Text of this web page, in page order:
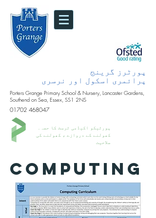
پورٹرز گرینج
پرائمری اسکول اور نرسری
Porters Grange Primary School & Nursery, Lancaster Gardens,
Southend on Sea, Essex, SS1 2NS
01702 468047
پورٹیکو اکیڈمی ٹرسٹ کا حصہ۔
کھولنے کے دروازے ، کھولنے کی
صلاحیت
COMPUTING